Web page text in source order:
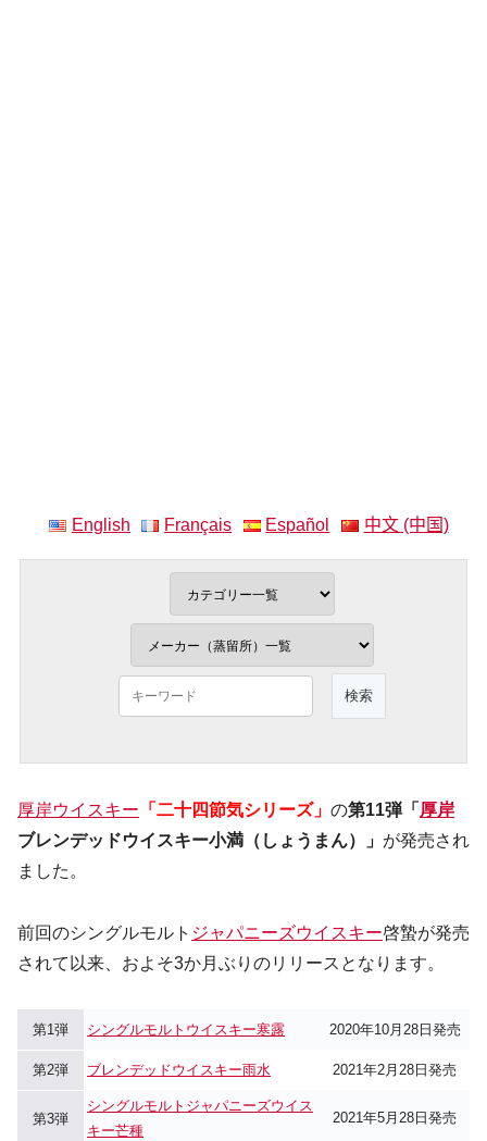
English Français Español 中文 (中国)
厚岸ウイスキー 「二十四節気シリーズ」 の第11弾「 厚岸
ブレンデッドウイスキー小満（しょうまん）」 が発売され
ました。
前回のシングルモルト ジャパニーズウイスキー啓蟄が発売
されて以来、およそ3か月ぶりのリリースとなります。
第1弾 シングルモルトウイスキー寒露 2020年10月28日発売
第2弾 ブレンデッドウイスキー雨水 2021年2月28日発売
第3弾
シングルモルトジャパニーズウイス
キー芒種
2021年5月28日発売